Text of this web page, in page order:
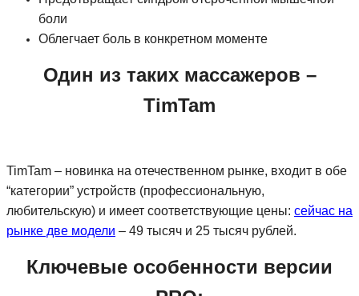
боли
Облегчает боль в конкретном моменте
Один из таких массажеров –
TimTam
TimTam – новинка на отечественном рынке, входит в обе
“категории” устройств (профессиональную,
любительскую) и имеет соответствующие цены: сейчас на
рынке две модели – 49 тысяч и 25 тысяч рублей.
Ключевые особенности версии